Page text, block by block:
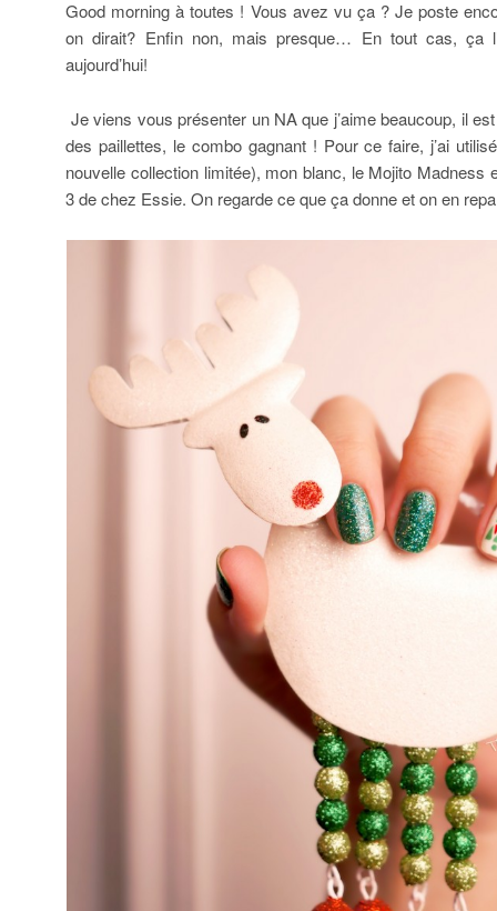
Good morning à toutes ! Vous avez vu ça ? Je poste
on dirait? Enfin non, mais presque… En tout cas, ça
aujourd’hui!
Je viens vous présenter un NA que j’aime beaucoup, il
des paillettes, le combo gagnant ! Pour ce faire, j’ai
nouvelle collection limitée), mon blanc, le Mojito Madness
3 de chez Essie. On regarde ce que ça donne et on en